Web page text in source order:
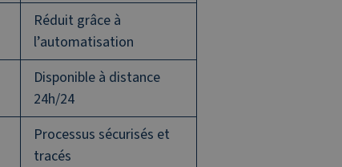
Réduit grâce à
l’automatisation
Disponible à distance
24h/24
Processus sécurisés et
tracés